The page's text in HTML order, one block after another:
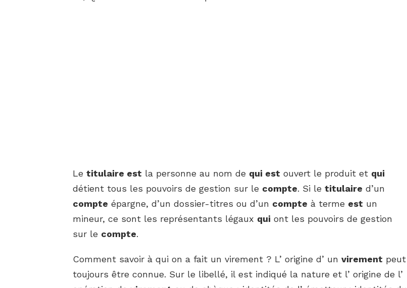
Le titulaire est la personne au nom de qui est ouvert le produit et qui
détient tous les pouvoirs de gestion sur le compte. Si le titulaire d’un
compte épargne, d’un dossier-titres ou d’un compte à terme est un
mineur, ce sont les représentants légaux qui ont les pouvoirs de gestion
sur le compte.
Comment savoir à qui on a fait un virement ? L’ origine d’ un virement peut
toujours être connue. Sur le libellé, il est indiqué la nature et l’ origine de l’